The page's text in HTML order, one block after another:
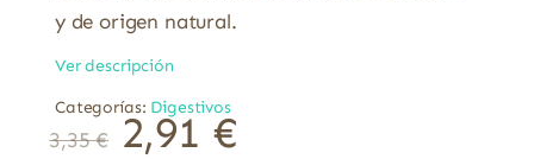
y de origen natural.
Ver descripción
Categorías: Digestivos
3,35€ 2,91 €